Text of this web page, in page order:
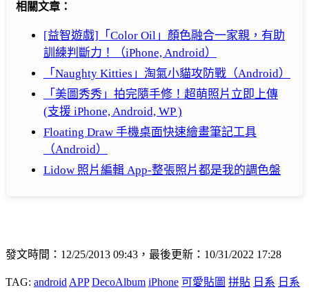
相關文章：
[益智遊戲]「Color Oil」顏色融合一家親，有助
訓練判斷力！（iPhone, Android）
「Naughty Kitties」淘氣小貓攻防戰（Android）
「美圖秀秀」拍完隨手修！超萌照片立即上傳
(支援 iPhone, Android, WP )
Floating Draw 手機桌面快速繪畫筆記工具
（Android）
Lidow 照片編輯 App-整張照片都是我的調色盤
發文時間：12/25/2013 09:43，最後更新：10/31/2022 17:28
TAG: android APP DecoAlbum iPhone 可愛貼圖 拼貼 日系 日系